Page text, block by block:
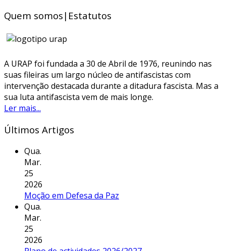
Quem somos|Estatutos
A URAP foi fundada a 30 de Abril de 1976, reunindo nas
suas fileiras um largo núcleo de antifascistas com
intervenção destacada durante a ditadura fascista. Mas a
sua luta antifascista vem de mais longe.
Ler mais...
Últimos Artigos
Qua.
Mar.
25
2026
Moção em Defesa da Paz
Qua.
Mar.
25
2026